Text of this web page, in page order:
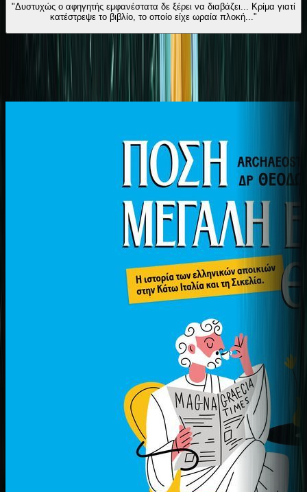
"Δυστυχώς ο αφηγητής εμφανέστατα δε ξέρει να διαβάζει... Κρίμα γιατί
κατέστρεψε το βιβλίο, το οποίο είχε ωραία πλοκή..."
Ίδιος Αφηγητής